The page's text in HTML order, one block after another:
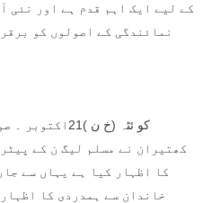
کے لیے ایک اہم قدم ہے اور نئی
نمائندگی کے اصولوں کو
کو ئٹہ (خ ن
کھتیران نے مسلم لیگ ن کے
کا اظہار کیا ہے یہاں سے
خاندان سے ہمدردی کا